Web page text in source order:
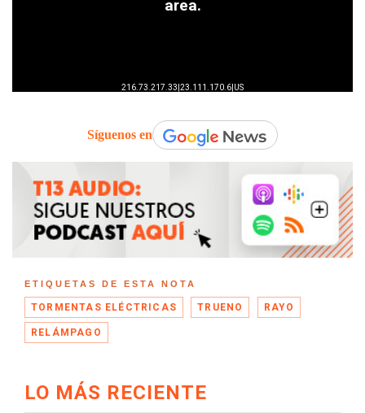
Síguenos en
ETIQUETAS DE ESTA NOTA
TORMENTAS ELÉCTRICAS TRUENO RAYO
RELÁMPAGO
LO MÁS RECIENTE